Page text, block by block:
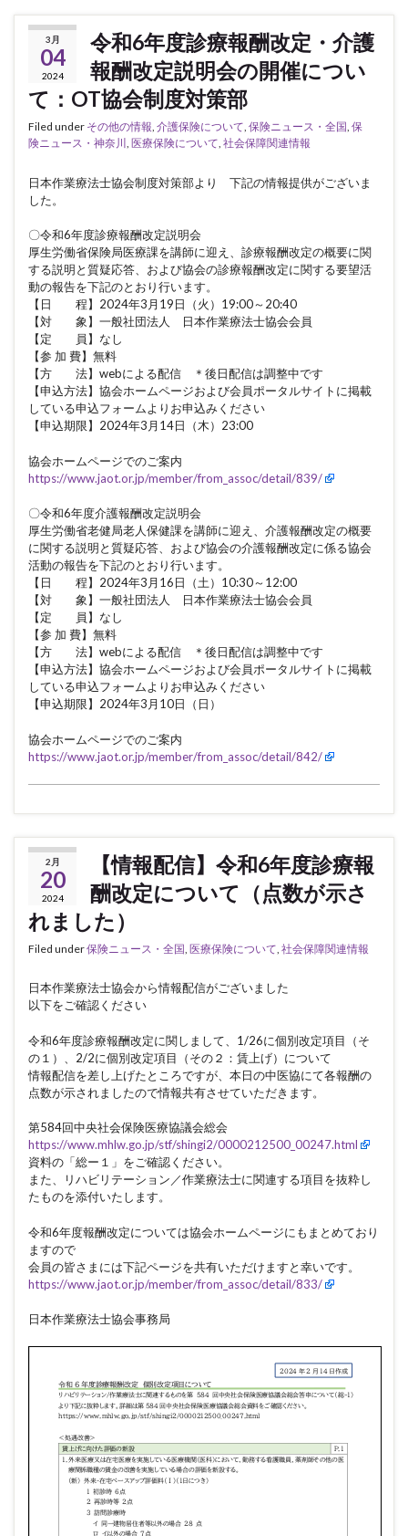
3月
04
2024
令和6年度診療報酬改定・介護
報酬改定説明会の開催につい
て：OT協会制度対策部
Filed under その他の情報, 介護保険について, 保険ニュース・全国, 保
険ニュース・神奈川 , 医療保険について, 社会保障関連情報
日本作業療法士協会制度対策部より 下記の情報提供がございま
した。
〇令和6年度診療報酬改定説明会
厚生労働省保険局医療課を講師に迎え、診療報酬改定の概要に関
する説明と質疑応答、および協会の診療報酬改定に関する要望活
動の報告を下記のとおり行います。
【日 程】2024年3月19日（火）19:00～20:40
【対 象】一般社団法人 日本作業療法士協会会員
【定 員】なし
【参 加 費】無料
【方 法】webによる配信 ＊後日配信は調整中です
【申込方法】協会ホームページおよび会員ポータルサイトに掲載
している申込フォームよりお申込みください
【申込期限】2024年3月14日（木）23:00
協会ホームページでのご案内
https://www.jaot.or.jp/member/from_assoc/detail/839/
〇令和6年度介護報酬改定説明会
厚生労働省老健局老人保健課を講師に迎え、介護報酬改定の概要
に関する説明と質疑応答、および協会の介護報酬改定に係る協会
活動の報告を下記のとおり行います。
【日 程】2024年3月16日（土）10:30～12:00
【対 象】一般社団法人 日本作業療法士協会会員
【定 員】なし
【参 加 費】無料
【方 法】webによる配信 ＊後日配信は調整中です
【申込方法】協会ホームページおよび会員ポータルサイトに掲載
している申込フォームよりお申込みください
【申込期限】2024年3月10日（日）
協会ホームページでのご案内
https://www.jaot.or.jp/member/from_assoc/detail/842/
2月
20
2024
【情報配信】令和6年度診療報
酬改定について（点数が示さ
れました）
Filed under保険ニュース・全国 医療保険について 社会保障関連情報
日本作業療法士協会から情報配信がございました
以下をご確認ください
令和6年度診療報酬改定に関しまして、1/26に個別改定項目（そ
の１）、2/2に個別改定項目（その２：賃上げ）について
情報配信を差し上げたところですが、本日の中医協にて各報酬の
点数が示されましたので情報共有させていただきます。
第584回中央社会保険医療協議会総会
https://www.mhlw.go.jp/stf/shingi2/0000212500_00247.html
資料の「総ー１」をご確認ください。
また、リハビリテーション／作業療法士に関連する項目を抜粋し
たものを添付いたします。
令和6年度報酬改定については協会ホームページにもまとめており
ますので
会員の皆さまには下記ページを共有いただけますと幸いです。
https://www.jaot.or.jp/member/from_assoc/detail/833/
日本作業療法士協会事務局